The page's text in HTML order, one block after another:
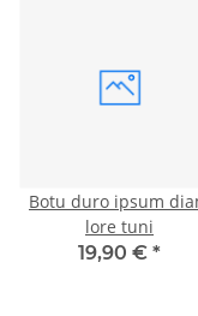
Botu duro ipsum
lore tuni
19,90 € *